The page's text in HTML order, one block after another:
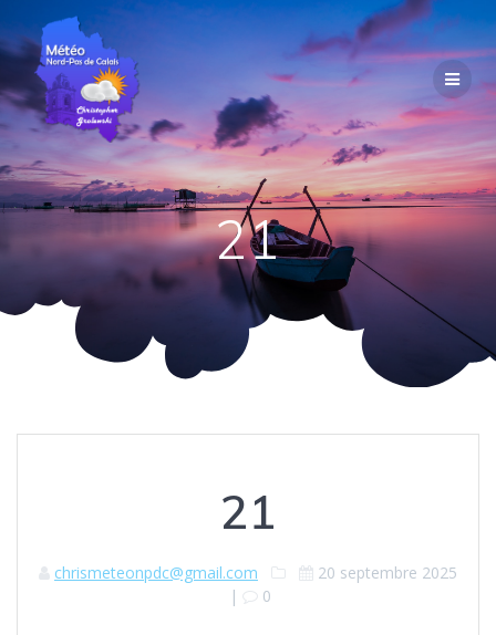
Passer
au
contenu
21
21
chrismeteonpdc@gmail.com
20 septembre 2025
|
0